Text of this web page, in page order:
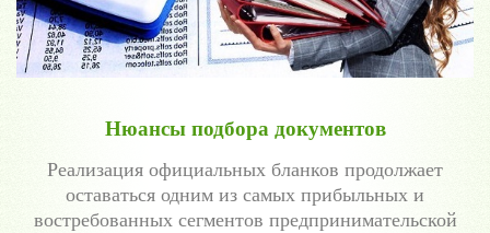
Нюансы подбора документов
Реализация официальных бланков продолжает
оставаться одним из самых прибыльных и
востребованных сегментов предпринимательской